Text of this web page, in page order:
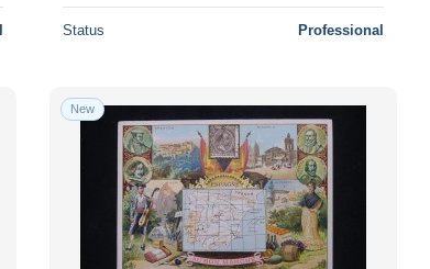
Status Professional
New